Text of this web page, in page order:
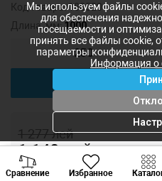
Код товара:188520
Длина, мм:1000
250
1 277лей
1 140лей
Сравнение Избранное
Мы используем файлы
для обеспечения
посещаемости и
принять все файлы cookie,
параметры
Информация о